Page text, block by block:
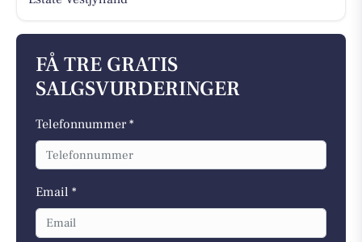
FÅ TRE GRATIS
SALGSVURDERINGER
Telefonnummer *
Email *